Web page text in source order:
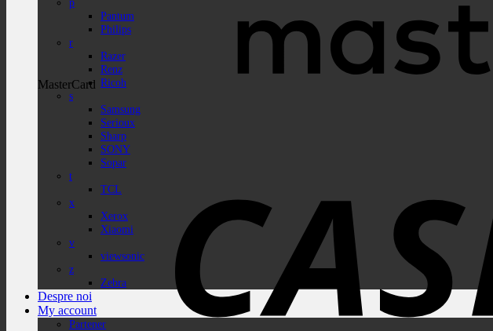
MasterCard
Pantum
Philips
r
Razer
Renz
Ricoh
s
Samsung
Serioux
Sharp
SONY
Sopar
t
TCL
x
Xerox
Xiaomi
v
viewsonic
z
Zebra
Despre noi
My account
Partener